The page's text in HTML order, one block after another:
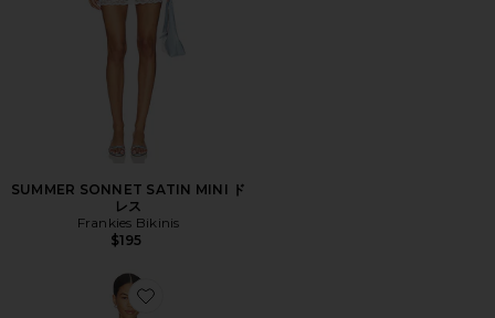
SUMMER SONNET SATIN MINI ド
レス
Frankies Bikinis
$195
Favorite ELVIRA ドレス